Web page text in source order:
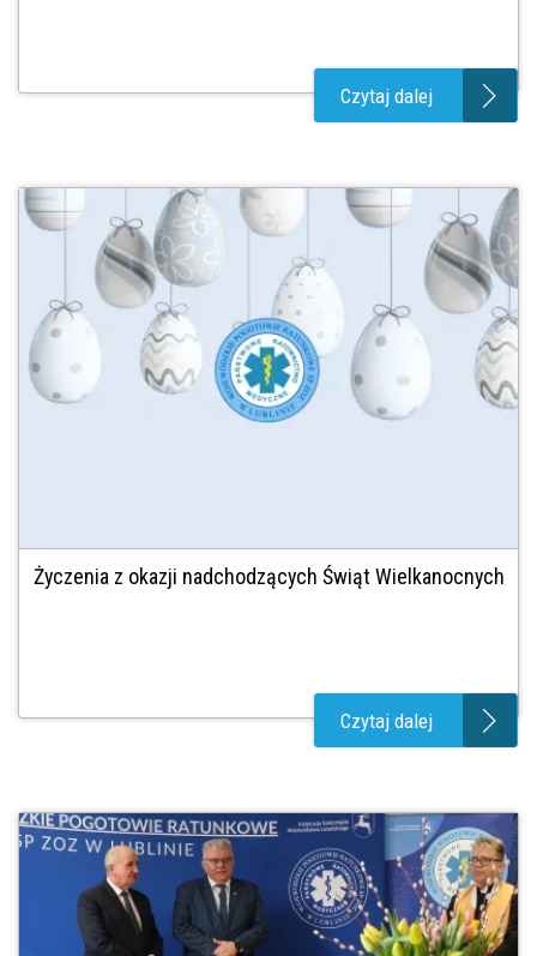
Czytaj dalej
Życzenia z okazji nadchodzących Świąt Wielkanocnych
Czytaj dalej